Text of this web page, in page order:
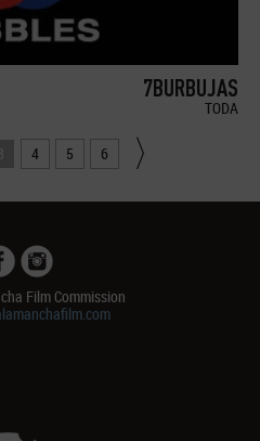
7BURBUJAS
TODA
3 4 5 6
Film Commission